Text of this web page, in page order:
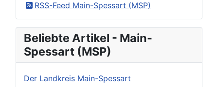
RSS-Feed Main-Spessart (MSP)
Beliebte Artikel - Main-
Spessart (MSP)
Der Landkreis Main-Spessart